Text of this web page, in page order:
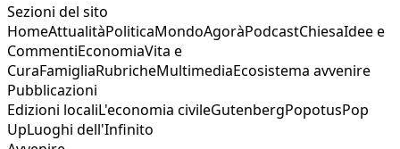
Sezioni del sito
HomeAttualitàPoliticaMondoAgoràPodcastChiesaIdee e
CommentiEconomiaVita e
CuraFamigliaRubricheMultimediaEcosistema avvenire
Pubblicazioni
Edizioni localiL'economia civileGutenbergPopotusPop
UpLuoghi dell'Infinito